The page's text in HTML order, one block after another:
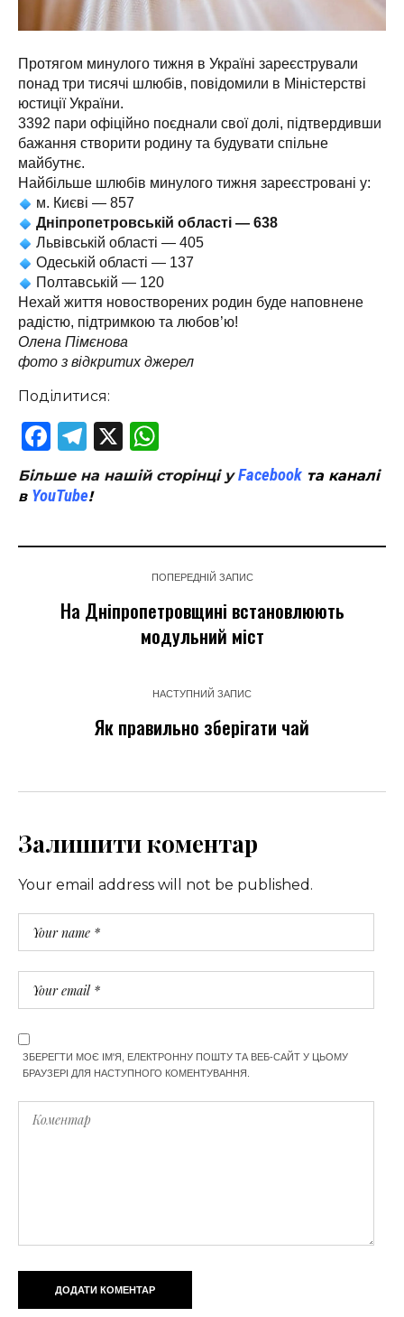
Протягом минулого тижня в Україні зареєстрували
понад три тисячі шлюбів, повідомили в Міністерстві
юстиції України.
3392 пари офіційно поєднали свої долі, підтвердивши
бажання створити родину та будувати спільне
майбутнє.
Найбільше шлюбів минулого тижня зареєстровані у:
м. Києві — 857
Дніпропетровській області — 638
Львівській області — 405
Одеській області — 137
Полтавській — 120
Нехай життя новостворених родин буде наповнене
радістю, підтримкою та любов’ю!
Олена Пімєнова
фото з відкритих джерел
Поділитися:
Facebook
Telegram
X
Більше на нашій сторінці уFacebook та каналі
в YouTube!
ПОПЕРЕДНІЙ ЗАПИС
На Дніпропетровщині встановлюють
модульний міст
НАСТУПНИЙ ЗАПИС
Як правильно зберігати чай
Залишити коментар
Your email address will not be published.
ЗБЕРЕГТИ МОЄ ІМ'Я, ЕЛЕКТРОННУ ПОШТУ ТА ВЕБ-САЙТ У ЦЬОМУ
БРАУЗЕРІ ДЛЯ НАСТУПНОГО КОМЕНТУВАННЯ.